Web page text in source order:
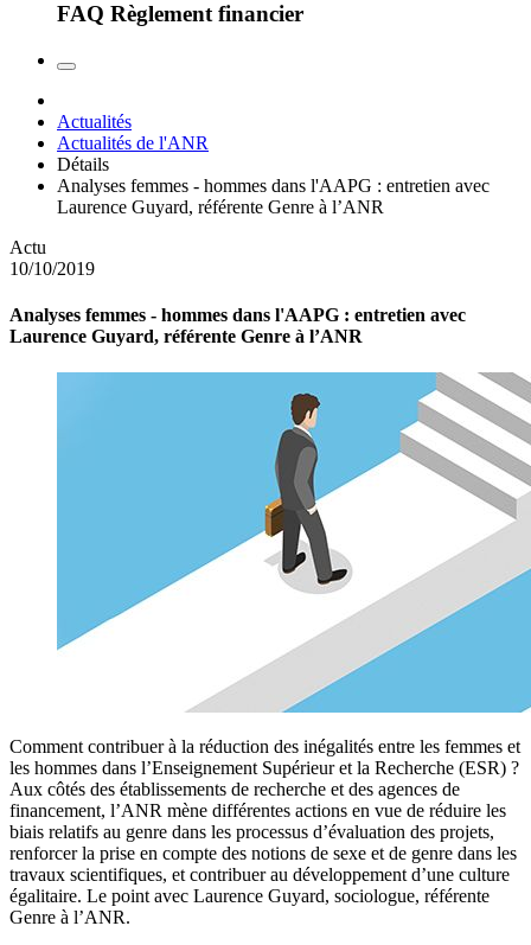
FAQ Règlement financier
Actualités
Actualités de l'ANR
Détails
Analyses femmes - hommes dans l'AAPG : entretien avec
Laurence Guyard, référente Genre à l’ANR
Actu
10/10/2019
Analyses femmes - hommes dans l'AAPG : entretien avec
Laurence Guyard, référente Genre à l’ANR
Comment contribuer à la réduction des inégalités entre les femmes et
les hommes dans l’Enseignement Supérieur et la Recherche (ESR) ?
Aux côtés des établissements de recherche et des agences de
financement, l’ANR mène différentes actions en vue de réduire les
biais relatifs au genre dans les processus d’évaluation des projets,
renforcer la prise en compte des notions de sexe et de genre dans les
travaux scientifiques, et contribuer au développement d’une culture
égalitaire. Le point avec Laurence Guyard, sociologue, référente
Genre à l’ANR.